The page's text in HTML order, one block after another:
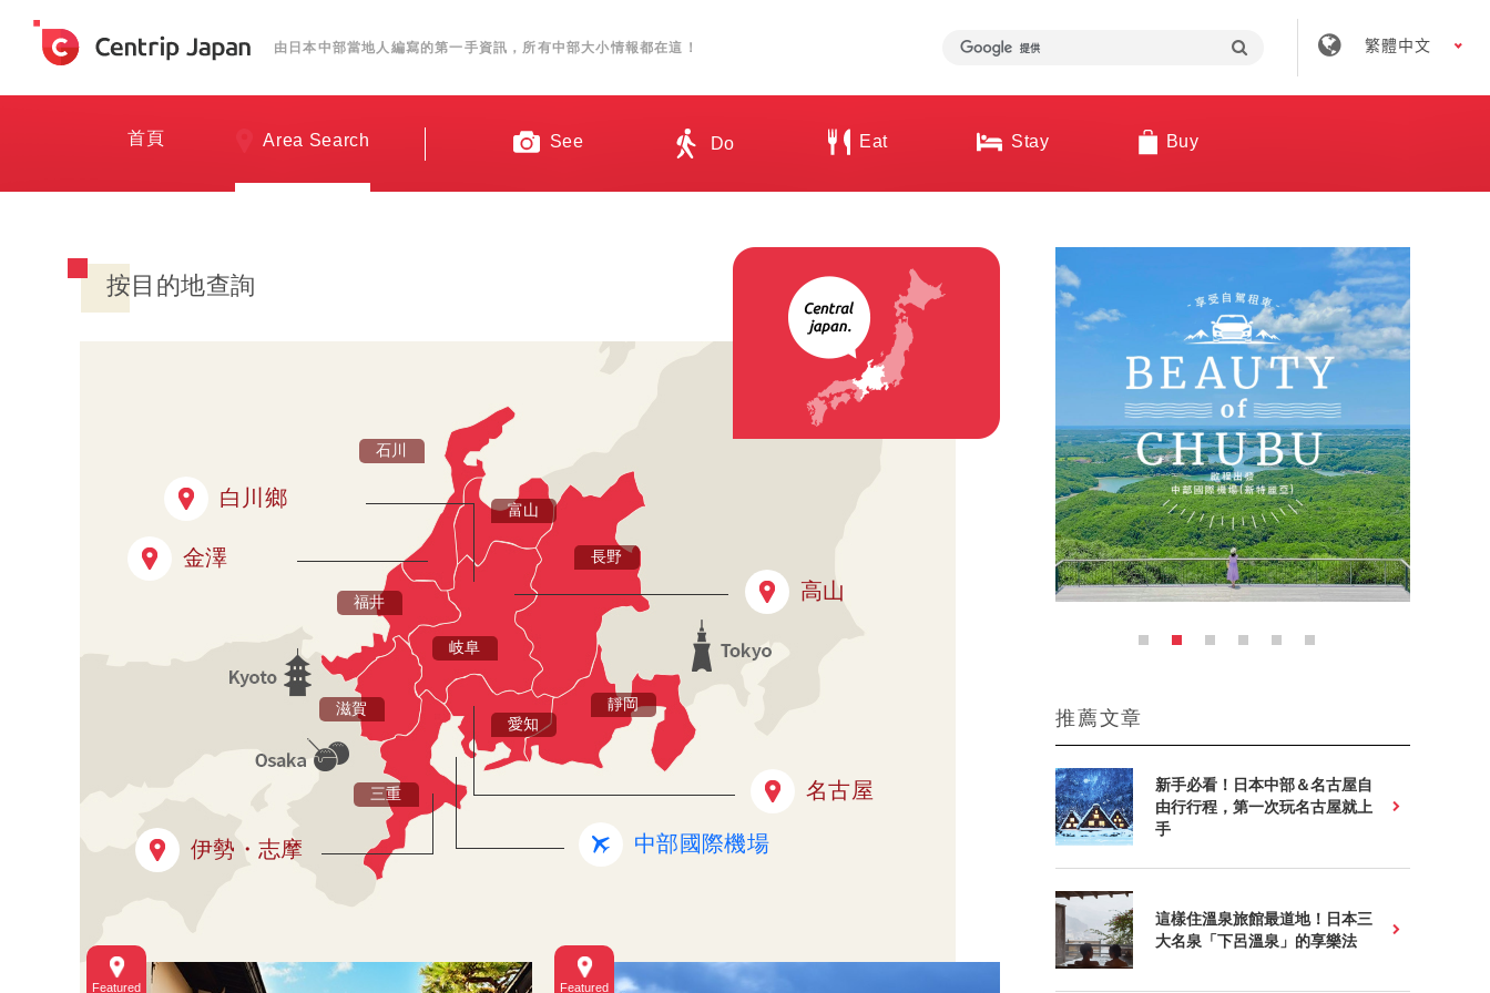
由日本中部當地人編寫的第一手資訊，所有中部大小情報都在這！ 繁體中文
首頁 Area Search See Do Eat Stay Buy
按目的地查詢
三重
長野
滋賀
福井
愛知
靜岡
石川
岐阜
富山
白川鄉
金澤
伊勢・志摩
名古屋
高山
中部國際機場
推薦文章
新手必看！日本中部＆名古屋自
由行行程，第一次玩名古屋就上
手
這樣住溫泉旅館最道地！日本三
大名泉「下呂溫泉」的享樂法